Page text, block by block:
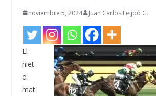
noviembre 5, 2024 Juan Carlos Feijoó G.
El
niet
o
mat